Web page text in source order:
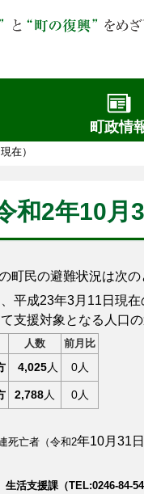
町政情
在）
和2年10月
民の避難状況は次の
平成23年3月11日現
支援対象となる人口
人数 前月比
4,025人 0人
2,788人 0人
死亡者（令和2年10月31
生活支援課（TEL:0246-84-